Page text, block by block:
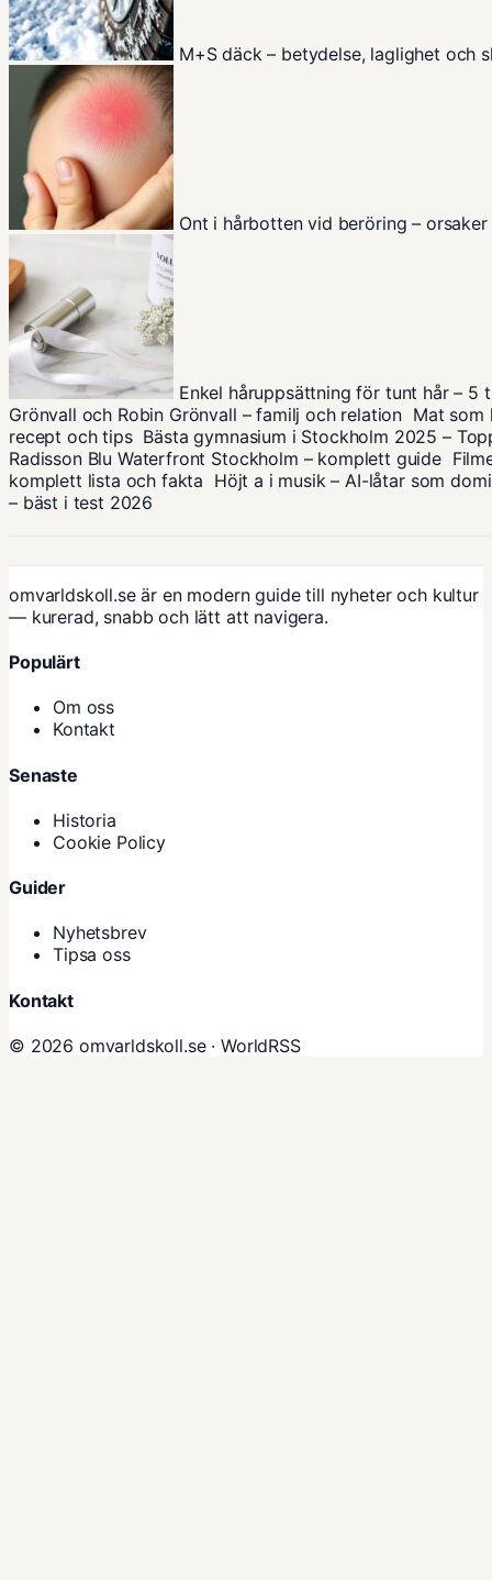
M+S däck – betydelse, laglighet och
Ont i hårbotten vid beröring –
Enkel håruppsättning för tunt hår – 5
Grönvall och Robin Grönvall – familj och relation Mat som
recept och tips Bästa gymnasium i Stockholm 2025 –
Radisson Blu Waterfront Stockholm – komplett guide
komplett lista och fakta Höjt a i musik – AI-låtar som
– bäst i test 2026
omvarldskoll.se är en modern guide till nyheter och kultur
— kurerad, snabb och lätt att navigera.
Populärt
Om oss
Kontakt
Senaste
Historia
Cookie Policy
Guider
Nyhetsbrev
Tipsa oss
Kontakt
© 2026 omvarldskoll.se · WorldRSS